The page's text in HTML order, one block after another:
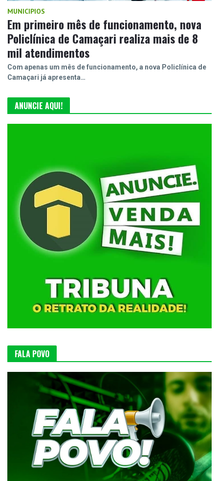
MUNICIPIOS
Em primeiro mês de funcionamento, nova
Policlínica de Camaçari realiza mais de 8
mil atendimentos
Com apenas um mês de funcionamento, a nova Policlínica de
Camaçari já apresenta…
ANUNCIE AQUI!
FALA POVO